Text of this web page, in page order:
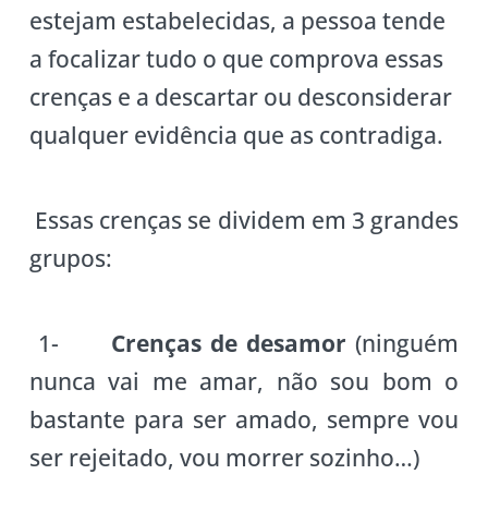
estejam estabelecidas, a pessoa tende
a focalizar tudo o que comprova essas
crenças e a descartar ou desconsiderar
qualquer evidência que as contradiga.
Essas crenças se dividem em 3 grandes
grupos:
1- Crenças de desamor (ninguém
nunca vai me amar, não sou bom o
bastante para ser amado, sempre vou
ser rejeitado, vou morrer sozinho…)